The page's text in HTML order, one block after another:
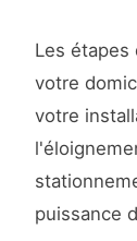
Les étapes
votre
votre
puissance